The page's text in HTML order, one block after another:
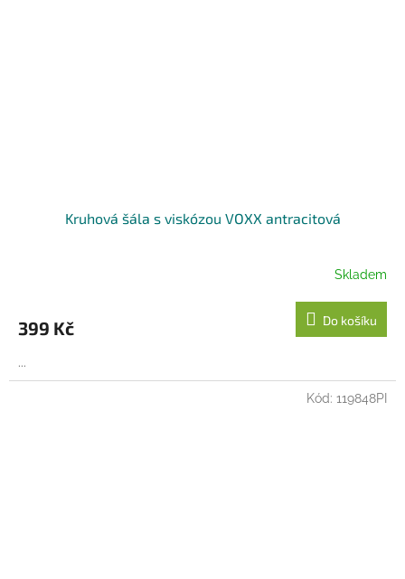
Kruhová šála s viskózou VOXX antracitová
Skladem
399 Kč Do košíku
...
Kód: 119848PI